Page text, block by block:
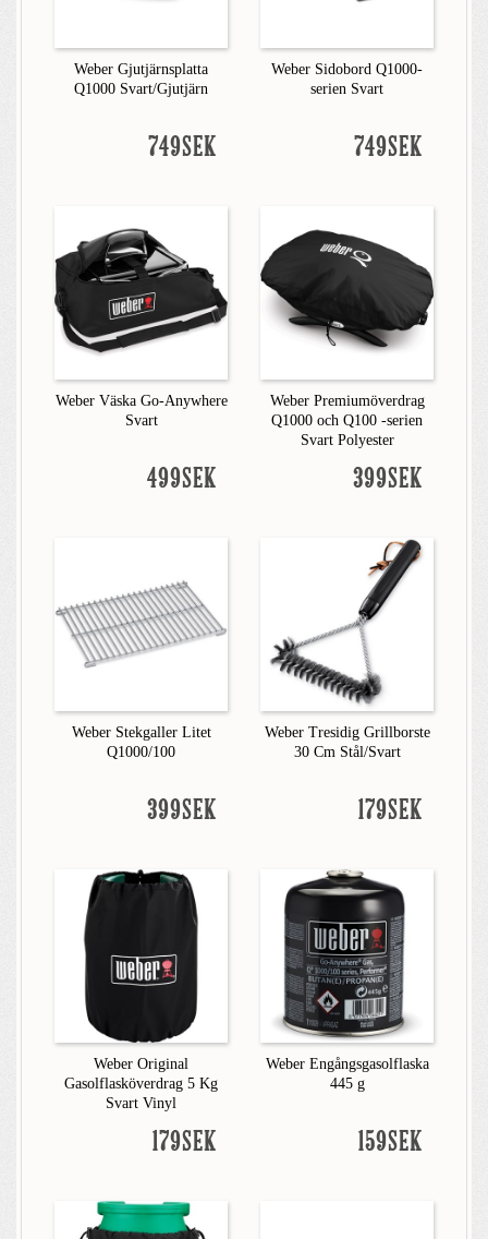
Weber Gjutjärnsplatta
Q1000 Svart/Gjutjärn
749SEK
Weber Sidobord Q1000-
serien Svart
749SEK
Weber Väska Go-Anywhere
Svart
499SEK
Weber Premiumöverdrag
Q1000 och Q100 -serien
Svart Polyester
399SEK
Weber Stekgaller Litet
Q1000/100
399SEK
Weber Tresidig Grillborste
30 Cm Stål/Svart
179SEK
Weber Original
Gasolflasköverdrag 5 Kg
Svart Vinyl
179SEK
Weber Engångsgasolflaska
445 g
159SEK